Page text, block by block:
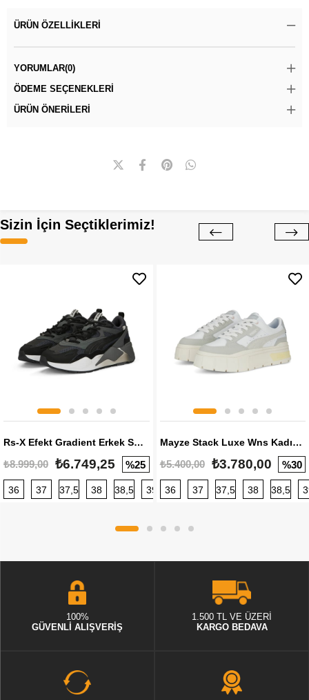
ÜRÜN ÖZELLIKLERI
YORUMLAR(0)
ÖDEME SEÇENEKLERI
ÜRÜN ÖNERILERI
Sizin İçin Seçtiklerimiz!
Rs-X Efekt Gradient Erkek Sneaker
₺8.999,00 ₺6.749,25 %25
36 37 37,5 38 38,5 39 40 40,5 41 42 42,5
Mayze Stack Luxe Wns Kadın Sneaker
₺5.400,00 ₺3.780,00 %30
36 37 37,5 38 38,5
100%
GÜVENLİ ALIŞVERİŞ
1.500 TL VE ÜZERİ
KARGO BEDAVA